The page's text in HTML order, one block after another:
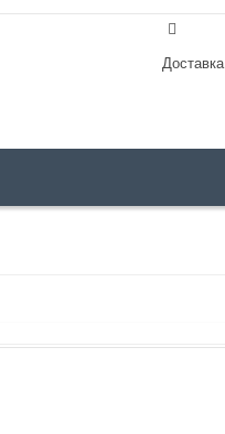
Доставка